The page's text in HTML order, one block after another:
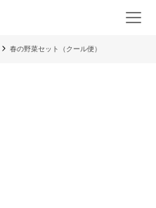
春の野菜セット（クール便）